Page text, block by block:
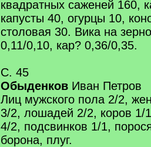
квадратных саженей 160,
капусты 40, огурцы 10,
столовая 30. Вика на
0,11/0,10, кар? 0,36/0,35.
С. 45
Обыденков Иван Петров
Лиц мужского пола 2/2,
3/2, лошадей 2/2, коров 1/
4/2, подсвинков 1/1,
борона, плуг.